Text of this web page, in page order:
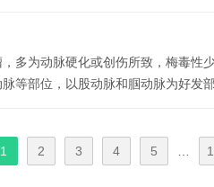
多为动脉硬化或创伤所致，梅毒性
等部位，以股动脉和腘动脉为好发
1 2 3 4 5 …